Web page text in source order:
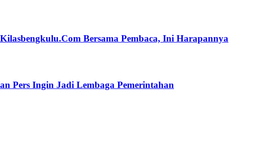
Bersama Pembaca, Ini Harapannya
Pers Ingin Jadi Lembaga Pemerintahan